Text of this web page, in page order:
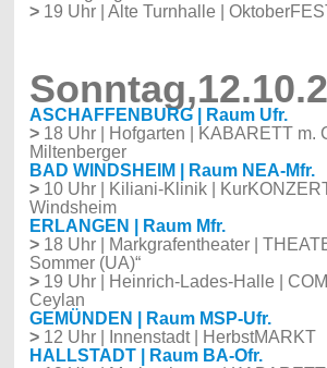
>19 Uhr | Alte Turnhalle |
ASCHAFFENBURG | Raum Ufr.
>18 Uhr | Hofgarten | KABARETT m.
Miltenberger
BAD WINDSHEIM | Raum NEA-Mfr.
>10 Uhr | Kiliani-Klinik |
Windsheim
ERLANGEN | Raum Mfr.
>18 Uhr | Markgrafentheater |
Sommer (UA)“
>19 Uhr | Heinrich-Lades-Halle |
Ceylan
GEMÜNDEN | Raum MSP-Ufr.
>12 Uhr | Innenstadt | HerbstMARKT
HALLSTADT | Raum BA-Ofr.